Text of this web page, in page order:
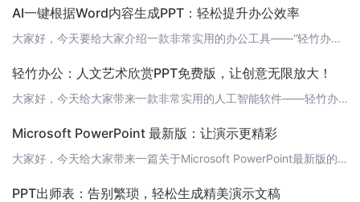
AI一键根据Word内容生成PPT：轻松提升办公效率
大家好，今天要给大家介绍一款非常实用的办公工具——“轻竹办公”。它是一款通过AI技术自动生成PPT的软件，可以帮助我们轻松地将Word内容转换成精美的PPT，大幅提升办公效率。 一键转换，节省时间在过去，我们需要手动将Word内容复制粘贴到PPT中，并进行排版、设计等繁琐的工作。而现在，轻竹办公AI技术可以帮助我们一键将Word内容转换成PPT，节省了大量的时间和精力。 智能优化，提升展示效果轻竹
轻竹办公：人文艺术欣赏PPT免费版，让创意无限放大！
大家好，今天给大家带来一款非常实用的人工智能软件——轻竹办公，它可以帮助你自动生成PPT，让你的工作变得更加高效。同时，我们还为大家准备了一份免费的人文艺术欣赏PPT，让你在享受科技带来的便利的同时，也能感受到人文艺术的魅力。 轻竹办公：让PPT制作变得简单轻竹办公是一款基于AI技术的PPT制作软件，它可以帮助你自动生成精美的PPT，让你的工作变得更加轻松。无论你是企业职员，还是学生，都可以使用轻
Microsoft PowerPoint 最新版：让演示更精彩
大家好，今天给大家带来一篇关于Microsoft PowerPoint最新版的文章。Microsoft PowerPoint是一款全球领先的演示软件，全新版本的PowerPoint带来了更多惊喜和便利，让我们的演示更加精彩。https://www.qzoffice.com 一、全新设计界面最新版的Microsoft PowerPoint采用了全新的设计界面，更加简洁、直观。无论是新建演示文稿还是编
PPT出师表：告别繁琐，轻松生成精美演示文稿